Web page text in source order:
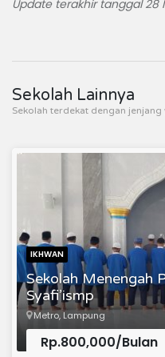
Update terakhir tanggal 28
Sekolah Lainnya
Sekolah terdekat dengan jenjang
IKHWAN
Sekolah Menengah
Syafi’ismp
Metro, Lampung
Rp.800,000/Bulan